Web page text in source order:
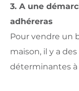
3. A une
adhéreras
Pour vendre un
maison, il y a
déterminantes à